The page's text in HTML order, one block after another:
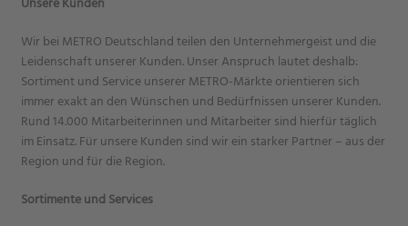
Wir bei METRO Deutschland teilen den Unternehmergeist und die
Leidenschaft unserer Kunden. Unser Anspruch lautet deshalb:
Sortiment und Service unserer METRO-Märkte orientieren sich
immer exakt an den Wünschen und Bedürfnissen unserer Kunden.
Rund 14.000 Mitarbeiterinnen und Mitarbeiter sind hierfür täglich
im Einsatz. Für unsere Kunden sind wir ein starker Partner – aus der
Region und für die Region.
Sortimente und Services